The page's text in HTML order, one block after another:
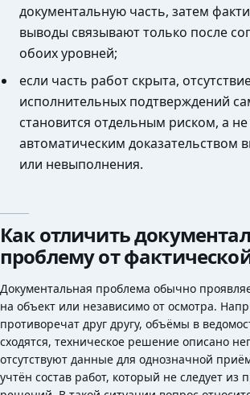
документальную часть, затем
выводы связывают только после
обоих уровней;
если часть работ скрыта,
исполнительных подтверждений
становится отдельным риском, а не
автоматическим доказательством
или невыполнения.
Как отличить
проблему от
Документальная проблема обычно
на объект или независимо от осмотра.
противоречат друг другу, объёмы в
сходятся, техническое решение описано
отсутствуют данные для однозначной
учтён состав работ, который не следует из